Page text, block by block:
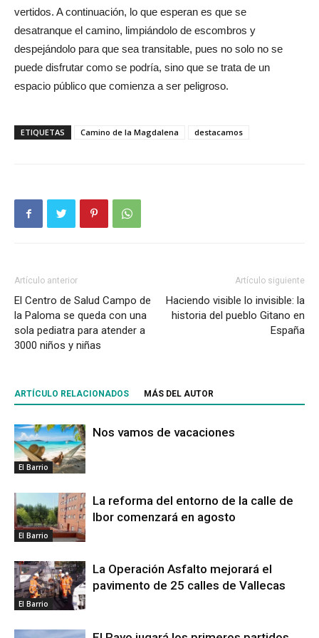
vertidos. A continuación, lo que esperan es que se
desatranque el camino, limpiándolo de escombros y
despejándolo para que sea transitable, pues no solo no se
puede disfrutar como se podría, sino que se trata de un
espacio público que comienza a ser peligroso.
ETIQUETAS Camino de la Magdalena destacamos
Artículo anterior
El Centro de Salud Campo de
la Paloma se queda con una
sola pediatra para atender a
3000 niños y niñas
Artículo siguiente
Haciendo visible lo invisible: la
historia del pueblo Gitano en
España
ARTÍCULO RELACIONADOS MÁS DEL AUTOR
El Barrio
Nos vamos de vacaciones
El Barrio
La reforma del entorno de la calle de
Ibor comenzará en agosto
El Barrio
La Operación Asfalto mejorará el
pavimento de 25 calles de Vallecas